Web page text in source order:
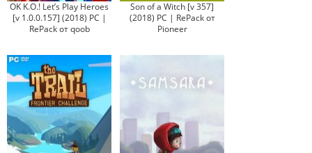
OK K.O.! Let’s Play Heroes
[v 1.0.0.157] (2018) PC |
RePack от qoob
Son of a Witch [v 357]
(2018) PC | RePack от
Pioneer